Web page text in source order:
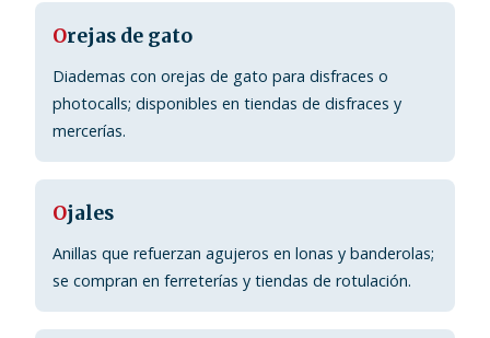
Orejas de gato
Diademas con orejas de gato para disfraces o
photocalls; disponibles en tiendas de disfraces y
mercerías.
Ojales
Anillas que refuerzan agujeros en lonas y banderolas;
se compran en ferreterías y tiendas de rotulación.